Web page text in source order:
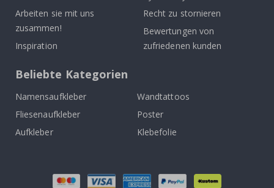
Arbeiten sie mit uns
zusammen!
Inspiration
Recht zu stornieren
Bewertungen von
zufriedenen kunden
Beliebte Kategorien
Namensaufkleber
Wandtattoos
Fliesenaufkleber
Poster
Aufkleber
Klebefolie